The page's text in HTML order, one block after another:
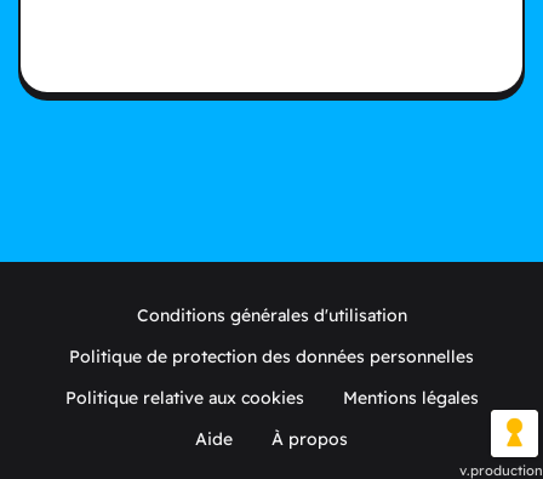
Conditions générales d'utilisation
Politique de protection des données personnelles
Politique relative aux cookies
Mentions légales
Aide
À propos
v.production